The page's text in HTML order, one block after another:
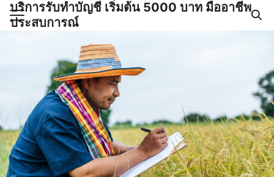
Skipบริการรับทำบัญชี เริ่มต้น 5000 บาท มืออาชีพ
ประสบการณ์
ญชีและภาษีครบวงจร |